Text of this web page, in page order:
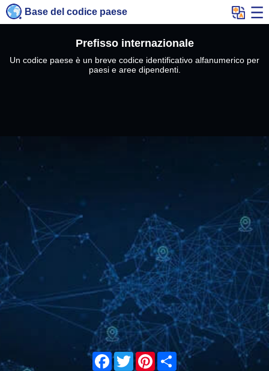
Base del codice paese
Prefisso internazionale
Un codice paese è un breve codice identificativo alfanumerico per
paesi e aree dipendenti.
Facebook
TwitterPinterest
Share